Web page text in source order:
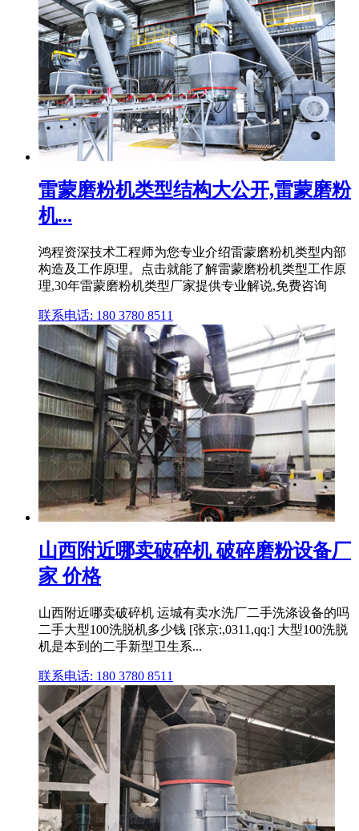
雷蒙磨粉机类型结构大公开,雷蒙磨粉
机...
鸿程资深技术工程师为您专业介绍雷蒙磨粉机类型内部
构造及工作原理。点击就能了解雷蒙磨粉机类型工作原
理,30年雷蒙磨粉机类型厂家提供专业解说,免费咨询
联系电话: 180 3780 8511
山西附近哪卖破碎机 破碎磨粉设备厂
家 价格
山西附近哪卖破碎机 运城有卖水洗厂二手洗涤设备的吗
二手大型100洗脱机多少钱 [张京:,0311,qq:] 大型100洗脱
机是本到的二手新型卫生系...
联系电话: 180 3780 8511